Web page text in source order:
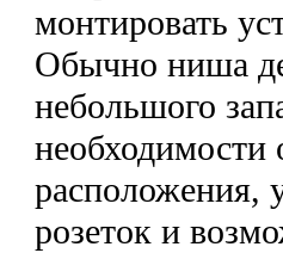
монтировать
Обычно ниша
небольшого
расположения,
розеток и